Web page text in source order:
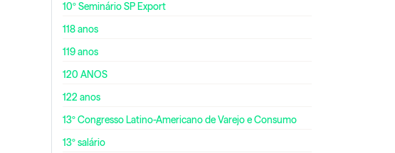
10º Seminário SP Export
118 anos
119 anos
120 ANOS
122 anos
13º Congresso Latino-Americano de Varejo e Consumo
13º salário